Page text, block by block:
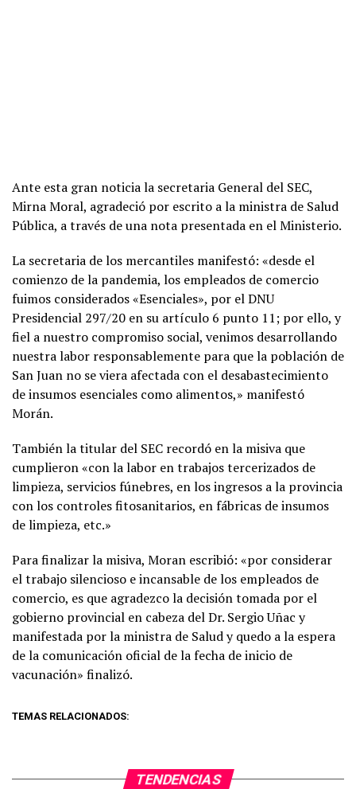
Ante esta gran noticia la secretaria General del SEC,
Mirna Moral, agradeció por escrito a la ministra de Salud
Pública, a través de una nota presentada en el Ministerio.
La secretaria de los mercantiles manifestó: «desde el
comienzo de la pandemia, los empleados de comercio
fuimos considerados «Esenciales», por el DNU
Presidencial 297/20 en su artículo 6 punto 11; por ello, y
fiel a nuestro compromiso social, venimos desarrollando
nuestra labor responsablemente para que la población de
San Juan no se viera afectada con el desabastecimiento
de insumos esenciales como alimentos,» manifestó
Morán.
También la titular del SEC recordó en la misiva que
cumplieron «con la labor en trabajos tercerizados de
limpieza, servicios fúnebres, en los ingresos a la provincia
con los controles fitosanitarios, en fábricas de insumos
de limpieza, etc.»
Para finalizar la misiva, Moran escribió: «por considerar
el trabajo silencioso e incansable de los empleados de
comercio, es que agradezco la decisión tomada por el
gobierno provincial en cabeza del Dr. Sergio Uñac y
manifestada por la ministra de Salud y quedo a la espera
de la comunicación oficial de la fecha de inicio de
vacunación» finalizó.
TEMAS RELACIONADOS:
TENDENCIAS